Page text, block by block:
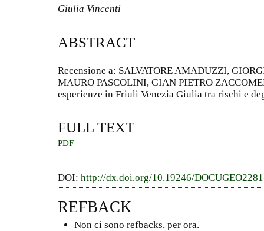
Giulia Vincenti
ABSTRACT
Recensione a: SALVATORE AMADUZZI,
MAURO PASCOLINI, GIAN PIETRO
esperienze in Friuli Venezia Giulia tra rischi e
FULL TEXT
PDF
DOI: http://dx.doi.org/10.19246/
REFBACK
Non ci sono refbacks, per ora.